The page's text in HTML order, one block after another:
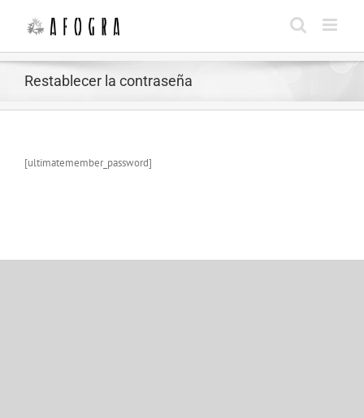
contenido
Restablecer la contraseña
[ultimatemember_password]